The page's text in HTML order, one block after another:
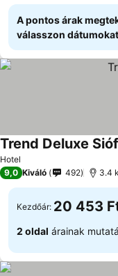
A pontos árak
válasszon dátumokat
Hotel
Trend Deluxe
9,0 Kiváló 492 3.4
Kezdőár: 20 453
2 oldal árainak